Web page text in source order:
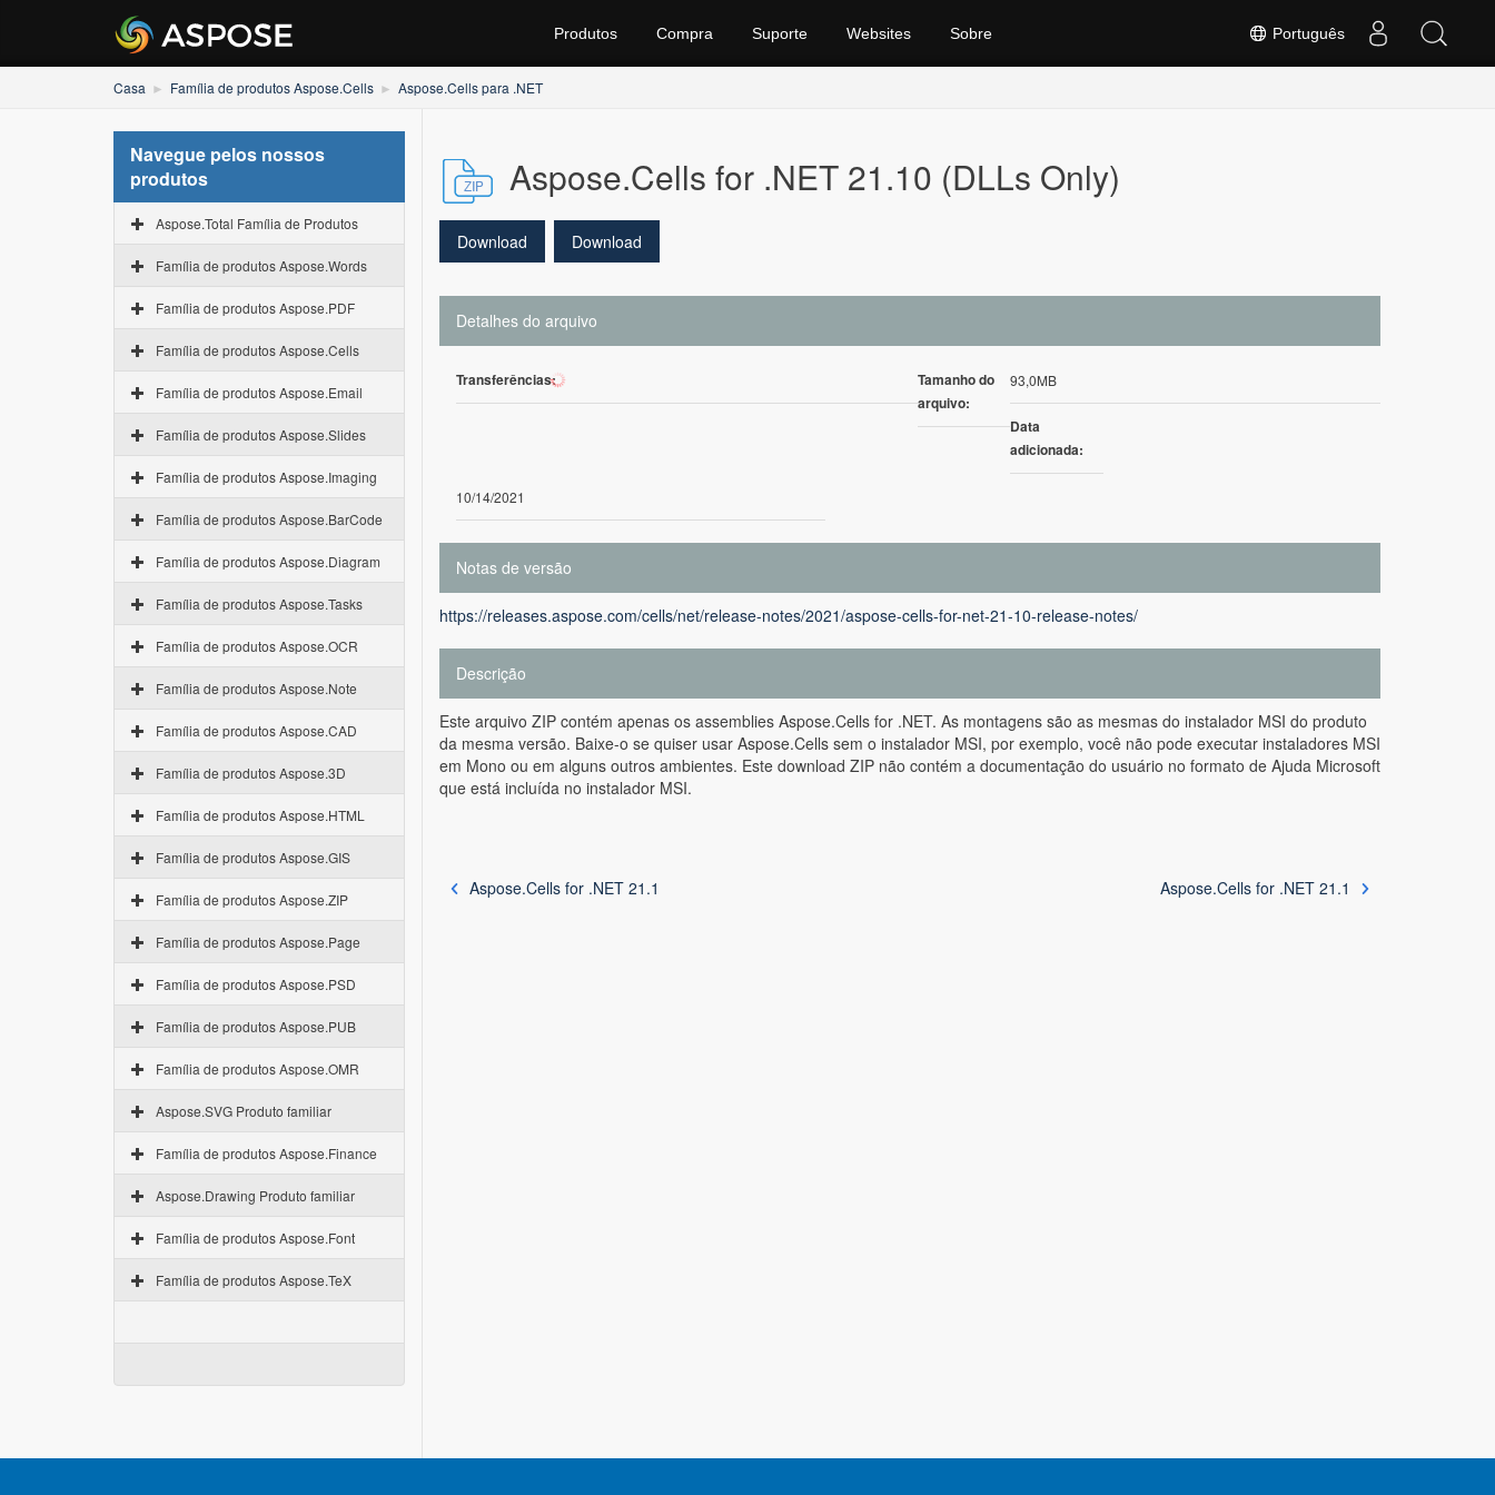
Português
Produtos Compra Suporte Websites Sobre
Casa Família de produtos Aspose.Cells Aspose.Cells para .NET
Navegue pelos nossos
produtos
Aspose.Total Família de Produtos
Família de produtos Aspose.Words
Família de produtos Aspose.PDF
Família de produtos Aspose.Cells
Família de produtos Aspose.Email
Família de produtos Aspose.Slides
Família de produtos Aspose.Imaging
Família de produtos Aspose.BarCode
Família de produtos Aspose.Diagram
Família de produtos Aspose.Tasks
Família de produtos Aspose.OCR
Família de produtos Aspose.Note
Família de produtos Aspose.CAD
Família de produtos Aspose.3D
Família de produtos Aspose.HTML
Família de produtos Aspose.GIS
Família de produtos Aspose.ZIP
Família de produtos Aspose.Page
Família de produtos Aspose.PSD
Família de produtos Aspose.PUB
Família de produtos Aspose.OMR
Aspose.SVG Produto familiar
Família de produtos Aspose.Finance
Aspose.Drawing Produto familiar
Família de produtos Aspose.Font
Família de produtos Aspose.TeX
Aspose.Cells for .NET 21.10 (DLLs Only)
Download Download
Detalhes do arquivo
Transferências:93
Tamanho do
arquivo:
93,0MB
Data
adicionada:
10/14/2021
Notas de versão
https://releases.aspose.com/cells/net/release-notes/2021/aspose-cells-for-net-21-10-release-notes/
Descrição
Este arquivo ZIP contém apenas os assemblies Aspose.Cells for .NET. As montagens são as mesmas do instalador MSI do produto
da mesma versão. Baixe-o se quiser usar Aspose.Cells sem o instalador MSI, por exemplo, você não pode executar instaladores MSI
em Mono ou em alguns outros ambientes. Este download ZIP não contém a documentação do usuário no formato de Ajuda Microsoft
que está incluída no instalador MSI.
Aspose.Cells for .NET 21.1 Aspose.Cells for .NET 21.1